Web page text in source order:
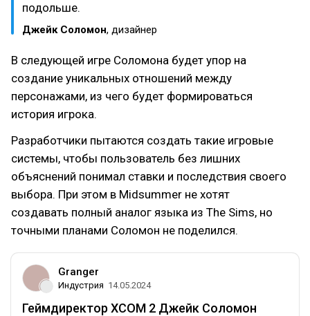
подольше.
Джейк Соломон, дизайнер
В следующей игре Соломона будет упор на
создание уникальных отношений между
персонажами, из чего будет формироваться
история игрока.
Разработчики пытаются создать такие игровые
системы, чтобы пользователь без лишних
объяснений понимал ставки и последствия своего
выбора. При этом в Midsummer не хотят
создавать полный аналог языка из The Sims, но
точными планами Соломон не поделился.
Granger
Индустрия 14.05.2024
Геймдиректор XCOM 2 Джейк Соломон